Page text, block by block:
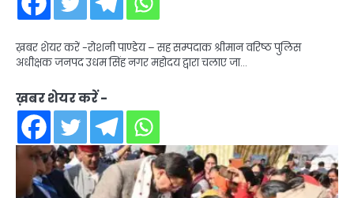
ख़बर शेयर करें -रोशनी पाण्डेय – सह सम्पदाक श्रीमान वरिष्ठ पुलिस
अधीक्षक जनपद उधम सिंह नगर महोदय द्वारा चलाए जा…
ख़बर शेयर करें -